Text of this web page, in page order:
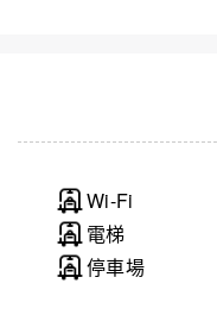
Wi-Fi
電梯
停車場